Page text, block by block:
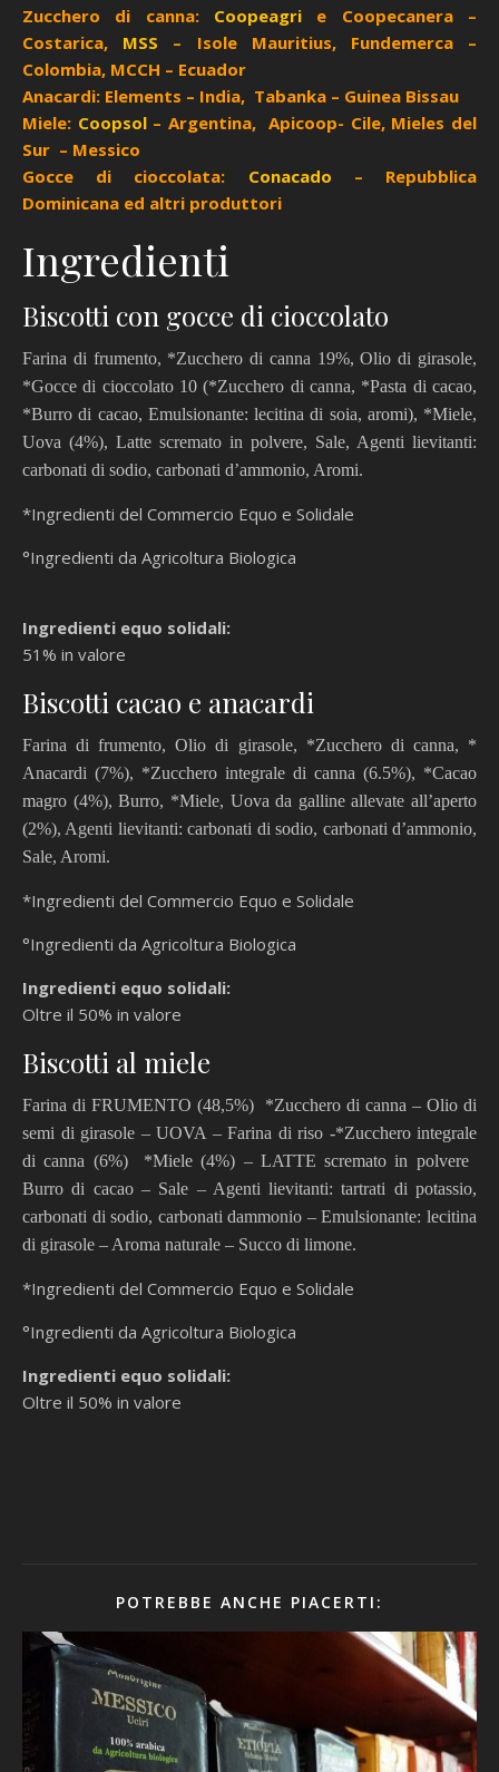
Zucchero di canna: Coopeagri e Coopecanera –
Costarica, MSS – Isole Mauritius, Fundemerca –
Colombia, MCCH – Ecuador
Anacardi: Elements – India, Tabanka – Guinea Bissau
Miele: Coopsol – Argentina, Apicoop- Cile, Mieles del
Sur – Messico
Gocce di cioccolata: Conacado – Repubblica
Dominicana ed altri produttori
Ingredienti
Biscotti con gocce di cioccolato
Farina di frumento, *Zucchero di canna 19%, Olio di girasole,
*Gocce di cioccolato 10 (*Zucchero di canna, *Pasta di cacao,
*Burro di cacao, Emulsionante: lecitina di soia, aromi), *Miele,
Uova (4%), Latte scremato in polvere, Sale, Agenti lievitanti:
carbonati di sodio, carbonati d’ammonio, Aromi.
*Ingredienti del Commercio Equo e Solidale
°Ingredienti da Agricoltura Biologica
Ingredienti equo solidali:
51% in valore
Biscotti cacao e anacardi
Farina di frumento, Olio di girasole, *Zucchero di canna, *
Anacardi (7%), *Zucchero integrale di canna (6.5%), *Cacao
magro (4%), Burro, *Miele, Uova da galline allevate all’aperto
(2%), Agenti lievitanti: carbonati di sodio, carbonati d’ammonio,
Sale, Aromi.
*Ingredienti del Commercio Equo e Solidale
°Ingredienti da Agricoltura Biologica
Ingredienti equo solidali:
Oltre il 50% in valore
Biscotti al miele
Farina di FRUMENTO (48,5%)  *Zucchero di canna – Olio di
semi di girasole – UOVA – Farina di riso -*Zucchero integrale
di canna (6%)  *Miele (4%) – LATTE scremato in polvere 
Burro di cacao – Sale – Agenti lievitanti: tartrati di potassio,
carbonati di sodio, carbonati dammonio – Emulsionante: lecitina
di girasole – Aroma naturale – Succo di limone.
*Ingredienti del Commercio Equo e Solidale
°Ingredienti da Agricoltura Biologica
Ingredienti equo solidali:
Oltre il 50% in valore
POTREBBE ANCHE PIACERTI: